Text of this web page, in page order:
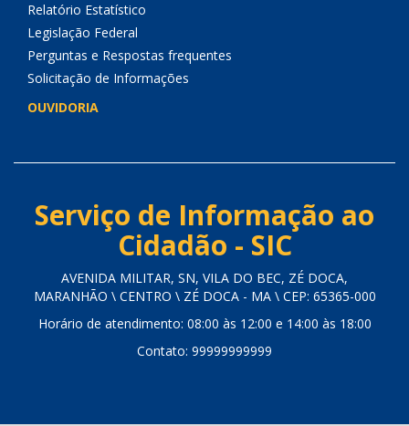
Relatório Estatístico
Legislação Federal
Perguntas e Respostas frequentes
Solicitação de Informações
OUVIDORIA
Serviço de Informação ao
Cidadão - SIC
AVENIDA MILITAR, SN, VILA DO BEC, ZÉ DOCA,
MARANHÃO \ CENTRO \ ZÉ DOCA - MA \ CEP: 65365-000
Horário de atendimento: 08:00 às 12:00 e 14:00 às 18:00
Contato: 99999999999